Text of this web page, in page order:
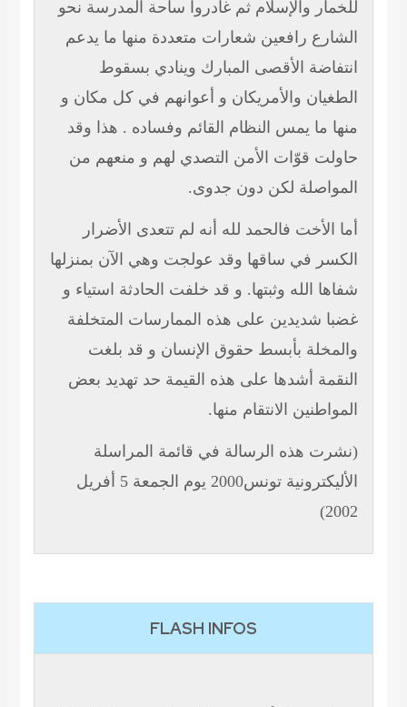
للخمار والإسلام ثم غادروا ساحة المدرسة نحو
الشارع رافعين شعارات متعددة منها ما يدعم
انتفاضة الأقصى المبارك وينادي بسقوط
الطغيان والأمريكان و أعوانهم في كل مكان و
منها ما يمس النظام القائم وفساده . هذا وقد
حاولت قوّات الأمن التصدي لهم و منعهم من
المواصلة لكن دون جدوى.
أما الأخت فالحمد لله أنه لم تتعدى الأضرار
الكسر في ساقها وقد عولجت وهي الآن بمنزلها
شفاها الله وثبتها. و قد خلفت الحادثة استياء و
غضبا شديدين على هذه الممارسات المتخلفة
والمخلة بأبسط حقوق الإنسان و قد بلغت
النقمة أشدها على هذه القيمة حد تهديد بعض
المواطنين الانتقام منها.
(نشرت هذه الرسالة في قائمة المراسلة
الأليكترونية تونس2000 يوم الجمعة 5 أفريل
2002)
FLASH INFOS